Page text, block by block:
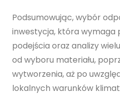
Podsumowując, wybór
inwestycja, która wymaga
podejścia oraz analizy
od wyboru materiału,
wytworzenia, aż po
lokalnych warunków